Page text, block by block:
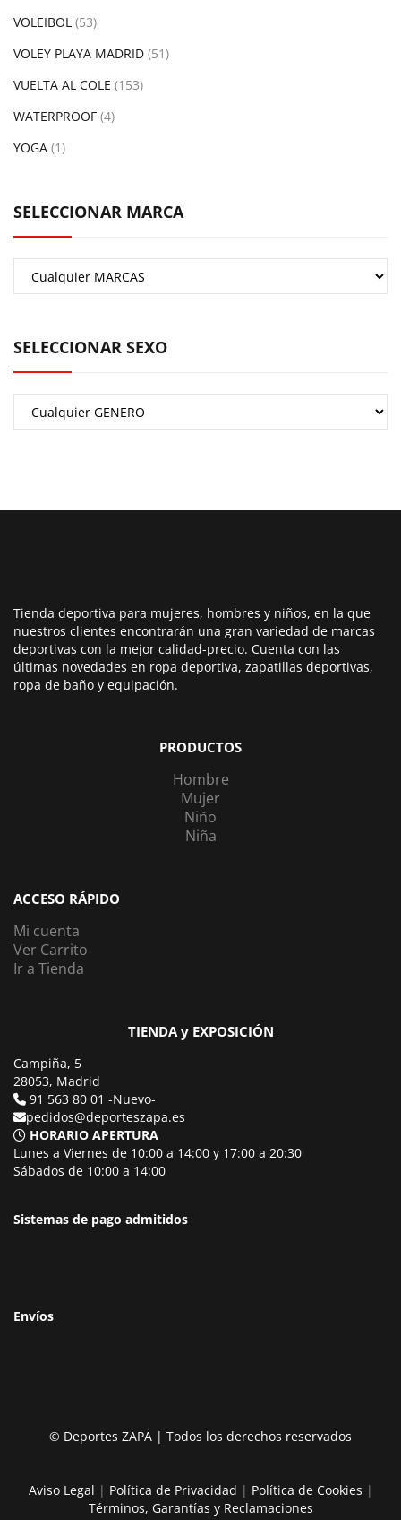
VOLEIBOL (53)
VOLEY PLAYA MADRID (51)
VUELTA AL COLE (153)
WATERPROOF (4)
YOGA (1)
SELECCIONAR MARCA
SELECCIONAR SEXO
Tienda deportiva para mujeres, hombres y niños, en la que
nuestros clientes encontrarán una gran variedad de marcas
deportivas con la mejor calidad-precio. Cuenta con las
últimas novedades en ropa deportiva, zapatillas deportivas,
ropa de baño y equipación.
PRODUCTOS
Hombre
Mujer
Niño
Niña
ACCESO RÁPIDO
Mi cuenta
Ver Carrito
Ir a Tienda
TIENDA y EXPOSICIÓN
Campiña, 5
28053, Madrid
91 563 80 01 -Nuevo-
pedidos@deporteszapa.es
HORARIO APERTURA
Lunes a Viernes de 10:00 a 14:00 y 17:00 a 20:30
Sábados de 10:00 a 14:00
Sistemas de pago admitidos
Envíos
© Deportes ZAPA | Todos los derechos reservados
Aviso Legal | Política de Privacidad | Política de Cookies |
Términos, Garantías y Reclamaciones